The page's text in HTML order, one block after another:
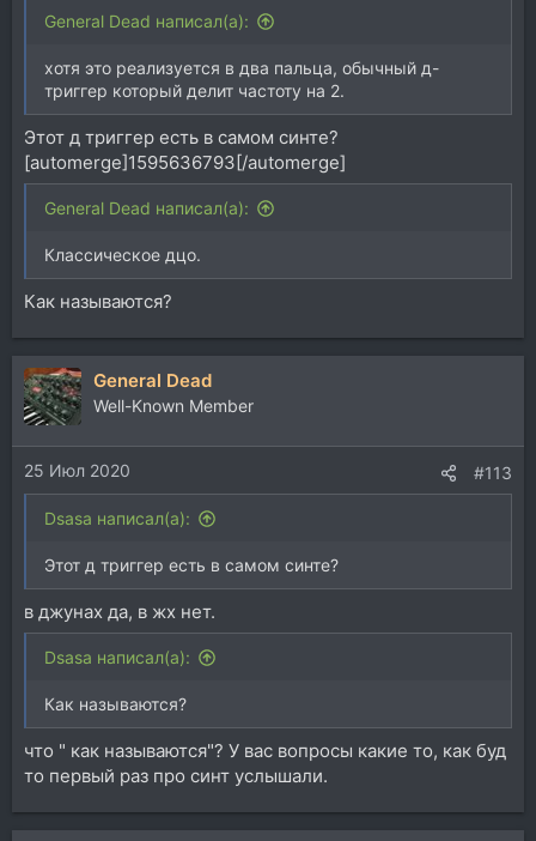
General Dead написал(а):
хотя это реализуется в два пальца, обычный д-
триггер который делит частоту на 2.
Этот д триггер есть в самом синте?
[automerge]1595636793[/automerge]
General Dead написал(а):
Классическое дцо.
Как называются?
General Dead
Well-Known Member
25 Июл 2020 #113
Dsasa написал(а):
Этот д триггер есть в самом синте?
в джунах да, в жх нет.
Dsasa написал(а):
Как называются?
что " как называются"? У вас вопросы какие то, как буд
то первый раз про синт услышали.